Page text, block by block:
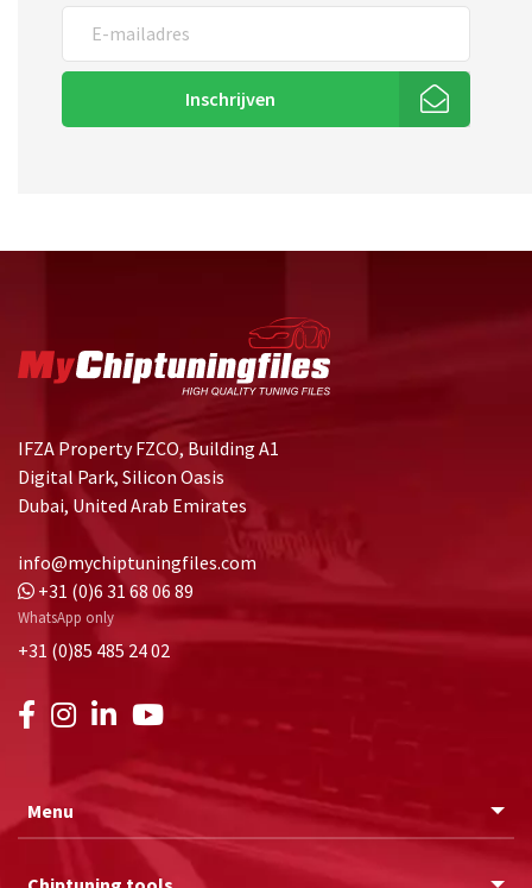
Inschrijven
IFZA Property FZCO, Building A1
Digital Park, Silicon Oasis
Dubai, United Arab Emirates
info@mychiptuningfiles.com
+31 (0)6 31 68 06 89
WhatsApp only
+31 (0)85 485 24 02
Menu